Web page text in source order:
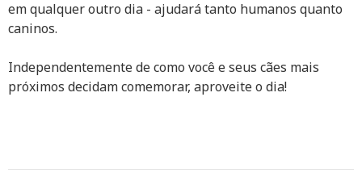
em qualquer outro dia - ajudará tanto humanos quanto
caninos.
Independentemente de como você e seus cães mais
próximos decidam comemorar, aproveite o dia!